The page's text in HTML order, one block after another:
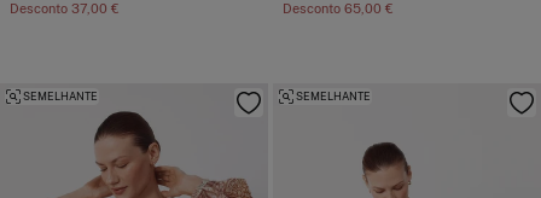
Desconto 37,00 € Desconto 65,00 €
SEMELHANTE SEMELHANTE